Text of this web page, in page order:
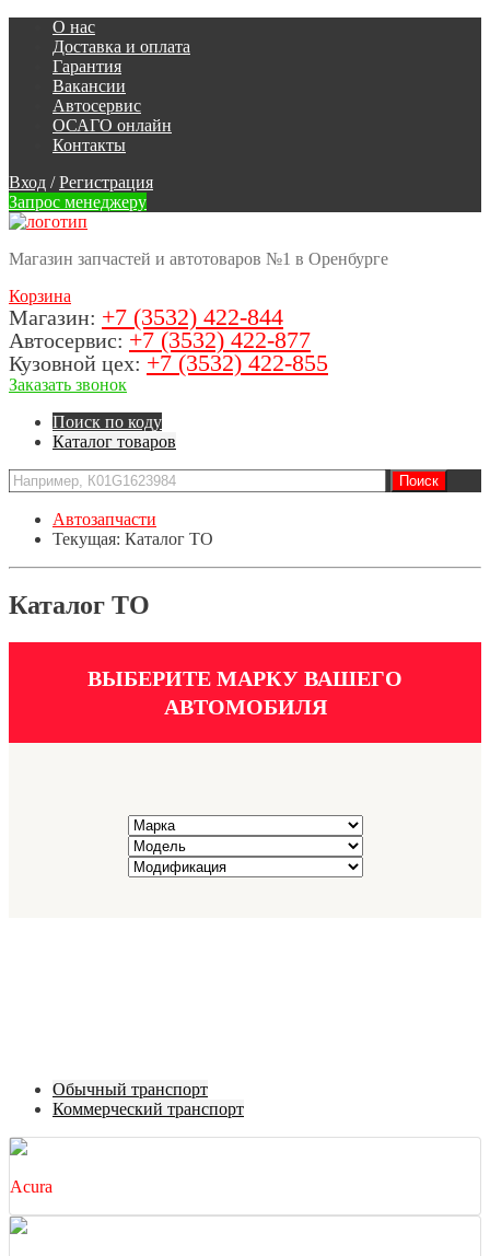
О нас
Доставка и оплата
Гарантия
Вакансии
Автосервис
ОСАГО онлайн
Контакты
Вход / Регистрация
Запрос менеджеру
Магазин запчастей и автотоваров №1 в Оренбурге
Корзина
Магазин: +7 (3532) 422-844
Автосервис: +7 (3532) 422-877
Кузовной цех: +7 (3532) 422-855
Заказать звонок
Поиск по коду
Каталог товаров
Автозапчасти
Текущая: Каталог ТО
Каталог ТО
ВЫБЕРИТЕ МАРКУ ВАШЕГО
АВТОМОБИЛЯ
Обычный транспорт
Коммерческий транспорт
Acura